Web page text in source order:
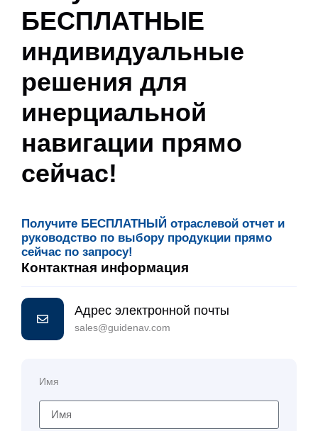
БЕСПЛАТНЫЕ
индивидуальные
решения для
инерциальной
навигации прямо
сейчас!
Получите БЕСПЛАТНЫЙ отраслевой отчет и
руководство по выбору продукции прямо
сейчас по запросу!
Контактная информация
Адрес электронной почты
sales@guidenav.com
Имя